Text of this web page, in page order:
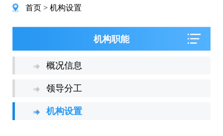
首页 机构设置
机构职能
概况信息
领导分工
机构设置